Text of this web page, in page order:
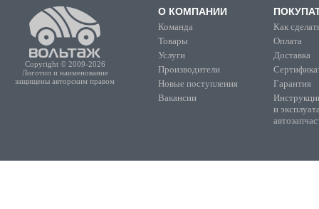
Copyright © 2009-2026
Логотип и наименование
защищены авторским правом
О КОМПАНИИ
Команда
Товары
Услуги
Производители
Новые поступления
Вакансии
Как
Оплата
Доставка
Гарантия
и